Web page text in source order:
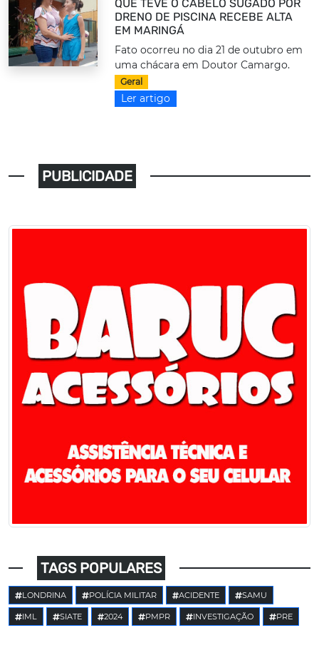
QUE TEVE O CABELO SUGADO POR
DRENO DE PISCINA RECEBE ALTA
EM MARINGÁ
Fato ocorreu no dia 21 de outubro em
uma chácara em Doutor Camargo.
Geral
Ler artigo
PUBLICIDADE
TAGS POPULARES
LONDRINA POLÍCIA MILITAR ACIDENTE SAMU
IML SIATE 2024 PMPR INVESTIGAÇÃO PRE